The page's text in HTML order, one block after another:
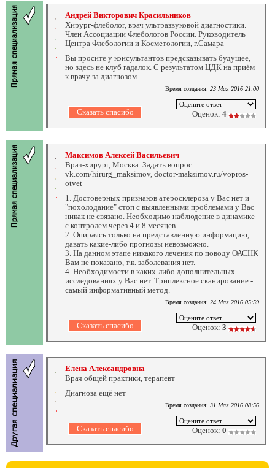
Андрей Викторович Красильников
Хирург-флеболог, врач ультразвуковой диагностики.
Член Ассоциации Флебологов России. Руководитель
Центра Флебологии и Косметологии, г.Самара
Вы просите у консультантов предсказывать будущее,
но здесь не клуб гадалок. С результатом ЦДК на приём
к врачу за диагнозом.
Время создания: 23 Мая 2016 21:00
Оценок: 4
Максимов Алексей Васильевич
Врач-хирург, Москва. Задать вопрос
vk.com/hirurg_maksimov, doctor-maksimov.ru/vopros-
otvet
1. Достоверных признаков атеросклероза у Вас нет и
"похолодание" стоп с выявленными проблемами у Вас
никак не связано. Необходимо наблюдение в динамике
с контролем через 4 и 8 месяцев.
2. Опираясь только на представленную информацию,
давать какие-либо прогнозы невозможно.
3. На данном этапе никакого лечения по поводу ОАСНК
Вам не показано, т.к. заболевания нет.
4. Необходимости в каких-либо дополнительных
исследованиях у Вас нет. Триплексное сканирование -
самый информативный метод.
Время создания: 24 Мая 2016 05:59
Оценок: 3
Елена Александровна
Врач общей практики, терапевт
Диагноза ещё нет
Время создания: 31 Мая 2016 08:56
Оценок: 0